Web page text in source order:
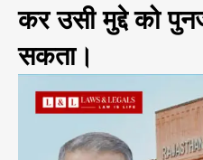
कर उसी मुद्दे को
सकता।